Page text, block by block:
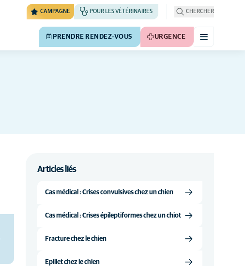
CAMPAGNE POUR LES VÉTÉRINAIRES CHERCHER
PRENDRE RENDEZ-VOUS URGENCE
Articles liés
Cas médical : Crises convulsives chez un chien
Cas médical : Crises épileptiformes chez un chiot
Fracture chez le chien
Epillet chez le chien